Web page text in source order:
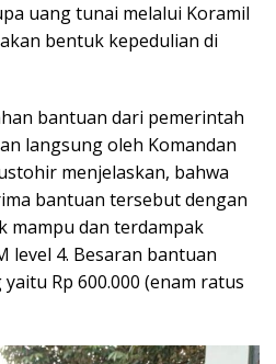
uang tunai melalui Koramil
bentuk kepedulian di
bantuan dari pemerintah
langsung oleh Komandan
menjelaskan, bahwa
bantuan tersebut dengan
mampu dan terdampak
level 4. Besaran bantuan
Rp 600.000 (enam ratus